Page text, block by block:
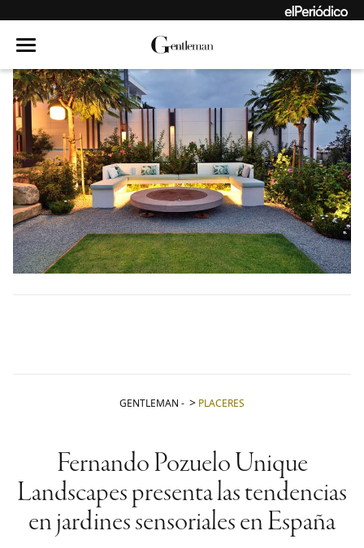
GENTLEMAN - PLACERES
Fernando Pozuelo Unique
Landscapes presenta las tendencias
en jardines sensoriales en España